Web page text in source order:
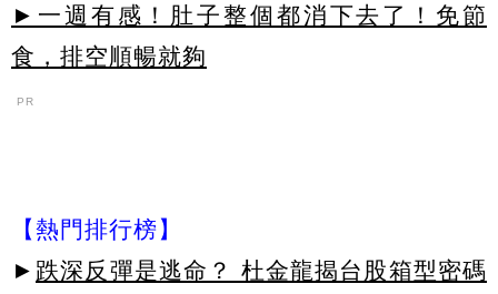
►一週有感！肚子整個都消下去了！免節
食，排空順暢就夠
PR
【熱門排行榜】
► 跌深反彈是逃命？ 杜金龍揭台股箱型密碼